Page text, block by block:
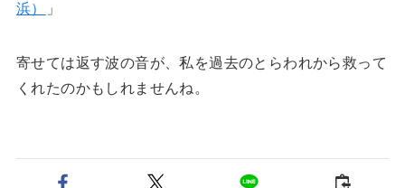
浜）
」
寄せては返す波の音が、私を過去のとらわれから救って
くれたのかもしれませんね。